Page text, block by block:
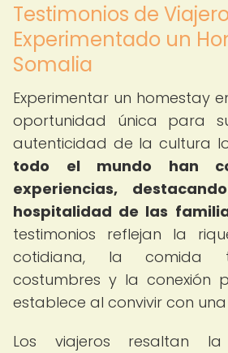
Testimonios de
Experimentado un
Somalia
Experimentar un homestay
oportunidad única para
autenticidad de la cultura
todo el mundo han
experiencias,
hospitalidad de las
testimonios reflejan la
cotidiana, la comida
costumbres y la conexión
establece al convivir con
Los viajeros resaltan